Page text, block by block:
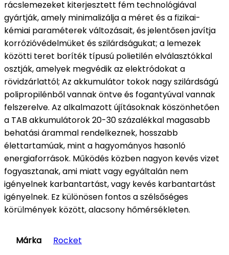
rácslemezeket kiterjesztett fém technológiával
gyártják, amely minimalizálja a méret és a fizikai-
kémiai paraméterek változásait, és jelentősen javítja
korrózióvédelmüket és szilárdságukat; a lemezek
közötti teret boríték típusú polietilén elválasztókkal
osztják, amelyek megvédik az elektródokat a
rövidzárlattól; Az akkumulátor tokok nagy szilárdságú
polipropilénből vannak öntve és fogantyúval vannak
felszerelve. Az alkalmazott újításoknak köszönhetően
a TAB akkumulátorok 20-30 százalékkal magasabb
behatási árammal rendelkeznek, hosszabb
élettartamúak, mint a hagyományos hasonló
energiaforrások. Működés közben nagyon kevés vizet
fogyasztanak, ami miatt vagy egyáltalán nem
igényelnek karbantartást, vagy kevés karbantartást
igényelnek. Ez különösen fontos a szélsőséges
körülmények között, alacsony hőmérsékleten.
Márka Rocket